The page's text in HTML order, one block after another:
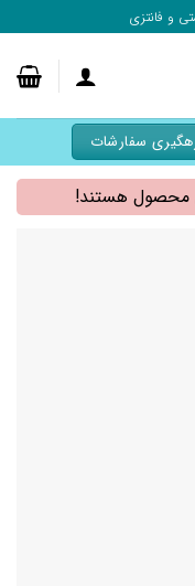
و فانتزی
سفارشات
محصول هستند!